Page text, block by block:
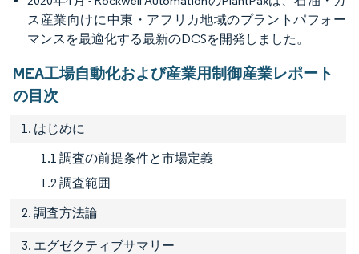
ス産業向けに中東・アフリカ地域のプラントパフォー
マンスを最適化する最新のDCSを開発しました。
MEA工場自動化および産業用制御産業レポート
の目次
1. はじめに
1.1 調査の前提条件と市場定義
1.2 調査範囲
2. 調査方法論
3. エグゼクティブサマリー